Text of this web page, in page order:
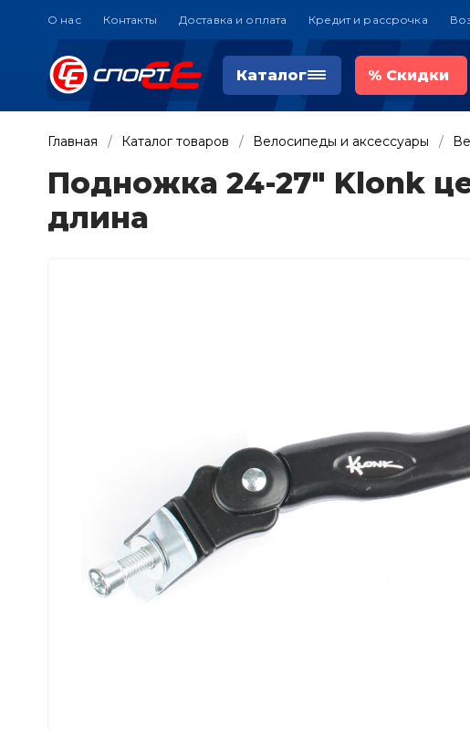
О нас Контакты Доставка и оплата Кредит и рассрочка
Каталог % Скидки
Главная Каталог товаров Велосипеды и аксессуары
Подножка 24-27" Klonk
длина